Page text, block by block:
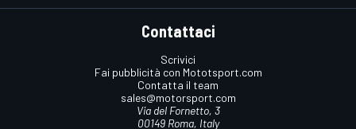
Contattaci
Scrivici
Fai pubblicità con Mototsport.com
Contatta il team
sales@motorsport.com
Via del Fornetto, 3
00149 Roma, Italy